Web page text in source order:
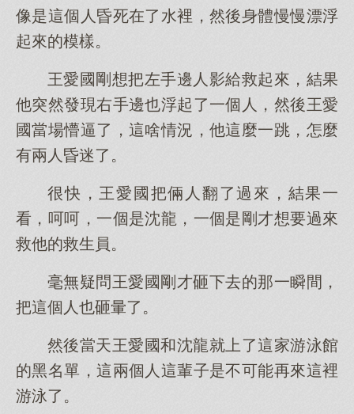
像是這個人昏死在了水裡，然後身體慢慢漂浮
起來的模樣。
王愛國剛想把左手邊人影給救起來，結果
他突然發現右手邊也浮起了一個人，然後王愛
國當場懵逼了，這啥情況，他這麼一跳，怎麼
有兩人昏迷了。
很快，王愛國把倆人翻了過來，結果一
看，呵呵，一個是沈龍，一個是剛才想要過來
救他的救生員。
毫無疑問王愛國剛才砸下去的那一瞬間，
把這個人也砸暈了。
然後當天王愛國和沈龍就上了這家游泳館
的黑名單，這兩個人這輩子是不可能再來這裡
游泳了。